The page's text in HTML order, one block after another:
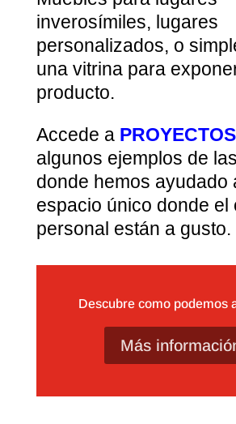
inverosímiles, lugares
personalizados, o
una vitrina para
producto.
Accede a PROYECTOS
algunos ejemplos de
donde hemos ayudado
espacio único donde el
personal están a gusto.
Descubre como podemos
Más